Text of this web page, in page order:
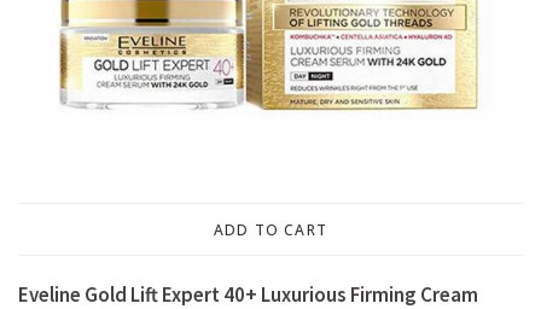
ADD TO CART
Eveline Gold Lift Expert 40+ Luxurious Firming Cream